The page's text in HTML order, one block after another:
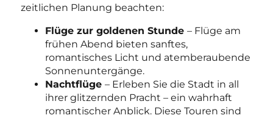
zeitlichen Planung beachten:
Flüge zur goldenen Stunde – Flüge am
frühen Abend bieten sanftes,
romantisches Licht und atemberaubende
Sonnenuntergänge.
Nachtflüge – Erleben Sie die Stadt in all
ihrer glitzernden Pracht – ein wahrhaft
romantischer Anblick. Diese Touren sind